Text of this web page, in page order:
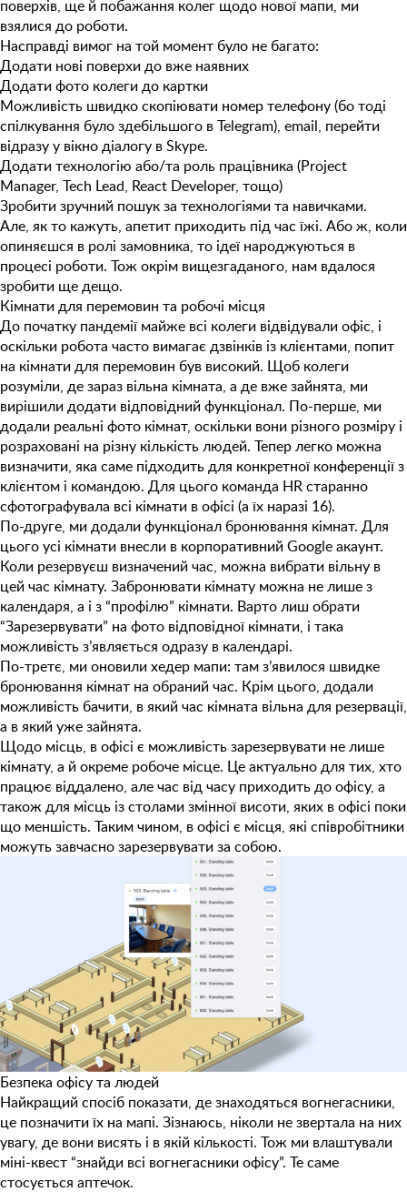
поверхів, ще й побажання колег щодо нової мапи, ми
взялися до роботи.
Насправді вимог на той момент було не багато:
Додати нові поверхи до вже наявних
Додати фото колеги до картки
Можливість швидко скопіювати номер телефону (бо тоді
спілкування було здебільшого в Telegram), email, перейти
відразу у вікно діалогу в Skype.
Додати технологію або/та роль працівника (Project
Manager, Tech Lead, React Developer, тощо)
Зробити зручний пошук за технологіями та навичками.
Але, як то кажуть, апетит приходить під час їжі. Або ж, коли
опиняєшся в ролі замовника, то ідеї народжуються в
процесі роботи. Тож окрім вищезгаданого, нам вдалося
зробити ще дещо.
Кімнати для перемовин та робочі місця
До початку пандемії майже всі колеги відвідували офіс, і
оскільки робота часто вимагає дзвінків із клієнтами, попит
на кімнати для перемовин був високий. Щоб колеги
розуміли, де зараз вільна кімната, а де вже зайнята, ми
вирішили додати відповідний функціонал. По-перше, ми
додали реальні фото кімнат, оскільки вони різного розміру і
розраховані на різну кількість людей. Тепер легко можна
визначити, яка саме підходить для конкретної конференції з
клієнтом і командою. Для цього команда HR старанно
сфотографувала всі кімнати в офісі (а їх наразі 16).
По-друге, ми додали функціонал бронювання кімнат. Для
цього усі кімнати внесли в корпоративний Google акаунт.
Коли резервуєш визначений час, можна вибрати вільну в
цей час кімнату. Забронювати кімнату можна не лише з
календаря, а і з “профілю” кімнати. Варто лиш обрати
“Зарезервувати” на фото відповідної кімнати, і така
можливість з’являється одразу в календарі.
По-третє, ми оновили хедер мапи: там з’явилося швидке
бронювання кімнат на обраний час. Крім цього, додали
можливість бачити, в який час кімната вільна для резервації,
а в який уже зайнята.
Щодо місць, в офісі є можливість зарезервувати не лише
кімнату, а й окреме робоче місце. Це актуально для тих, хто
працює віддалено, але час від часу приходить до офісу, а
також для місць із столами змінної висоти, яких в офісі поки
що меншість. Таким чином, в офісі є місця, які співробітники
можуть завчасно зарезервувати за собою.
Безпека офісу та людей
Найкращий спосіб показати, де знаходяться вогнегасники,
це позначити їх на мапі. Зізнаюсь, ніколи не звертала на них
увагу, де вони висять і в якій кількості. Тож ми влаштували
міні-квест “знайди всі вогнегасники офісу”. Те саме
стосується аптечок.